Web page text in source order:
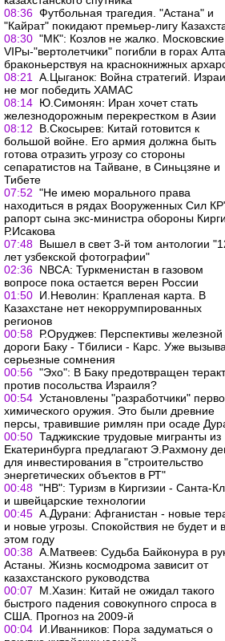
08:36 Футбольная трагедия. "Астана" и
"Кайрат" покидают премьер-лигу
08:30 "МК": Козлов не жалко. Московские
VIPы-"вертолетчики" погибли в горах
браконьерствуя на краснокнижных
08:21
А.Цыганок: Война стратегий.
не мог победить ХАМАС
08:14 Ю.Симонян: Иран хочет стать
железнодорожным перекрестком в Азии
08:12
В.Скосырев: Китай готовится к
большой войне. Его армия должна быть
готова отразить угрозу со стороны
сепаратистов на Тайване, в Синьцзяне и
Тибете
07:52 "Не имею морального права
находиться в рядах Вооруженных Сил
рапорт сына экс-министра обороны
Р.Исакова
07:48 Вышел в свет 3-й том антологии
лет узбекской фотографии"
02:36 NBCA: Туркменистан в газовом
вопросе пока остается верен России
01:50 И.Неволин: Крапленая карта. В
Казахстане нет некоррумпированных
регионов
00:58 Р.Оруджев: Перспективы железной
дороги Баку - Тбилиси - Карс. Уже
серьезные сомнения
00:56 "Эхо": В Баку предотвращен теракт
против посольства Израиля?
00:54 Установлены "разработчики"
химического оружия. Это были древние
персы, травившие римлян при осаде
00:50 Таджикские трудовые мигранты из
Екатеринбурга предлагают Э.Рахмону
для инвестирования в "строительство
энергетических объектов в РТ"
00:48 "НВ": Туризм в Киргизии - Санта-
и швейцарские технологии
00:45 А.Дурани: Афганистан - новые
и новые угрозы. Спокойствия не будет и в
этом году
00:38 А.Матвеев: Судьба Байконура в
Астаны. Жизнь космодрома зависит от
казахстанского руководства
00:07
М.Хазин: Китай не ожидал такого
быстрого падения совокупного спроса в
США. Прогноз на 2009-й
00:04 И.Иванников: Пора задуматься о